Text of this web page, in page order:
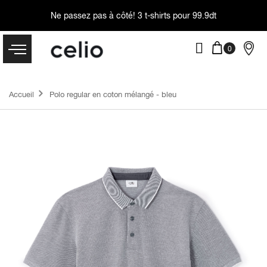
Ne passez pas à côté! 3 t-shirts pour 99.9dt
Accueil Polo regular en coton mélangé - bleu